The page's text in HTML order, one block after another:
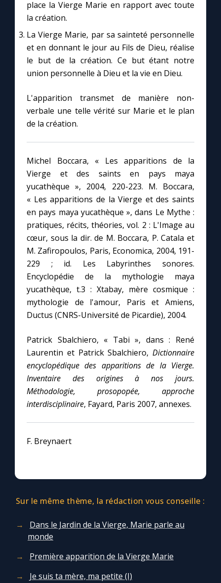
place la Vierge Marie en rapport avec toute
la création.
La Vierge Marie, par sa sainteté personnelle
et en donnant le jour au Fils de Dieu, réalise
le but de la création. Ce but étant notre
union personnelle à Dieu et la vie en Dieu.
L'apparition transmet de manière non-
verbale une telle vérité sur Marie et le plan
de la création.
Michel Boccara, « Les apparitions de la
Vierge et des saints en pays maya
yucathèque », 2004, 220-223. M. Boccara,
« Les apparitions de la Vierge et des saints
en pays maya yucathèque », dans Le Mythe :
pratiques, récits, théories, vol. 2 : L'Image au
cœur, sous la dir. de M. Boccara, P. Catala et
M. Zafiropoulos, Paris, Economica, 2004, 191-
229 ; id. Les Labyrinthes sonores.
Encyclopédie de la mythologie maya
yucathèque, t.3 : Xtabay, mère cosmique :
mythologie de l'amour, Paris et Amiens,
Ductus (CNRS-Université de Picardie), 2004.
Patrick Sbalchiero, « Tabi », dans : René
Laurentin et Patrick Sbalchiero, Dictionnaire
encyclopédique des apparitions de la Vierge.
Inventaire des origines à nos jours.
Méthodologie, prosopopée, approche
interdisciplinaire, Fayard, Paris 2007, annexes.
F. Breynaert
Sur le même thème, la rédaction vous conseille :
Dans le Jardin de la Vierge, Marie parle au
monde
Première apparition de la Vierge Marie
Je suis ta mère, ma petite (I)